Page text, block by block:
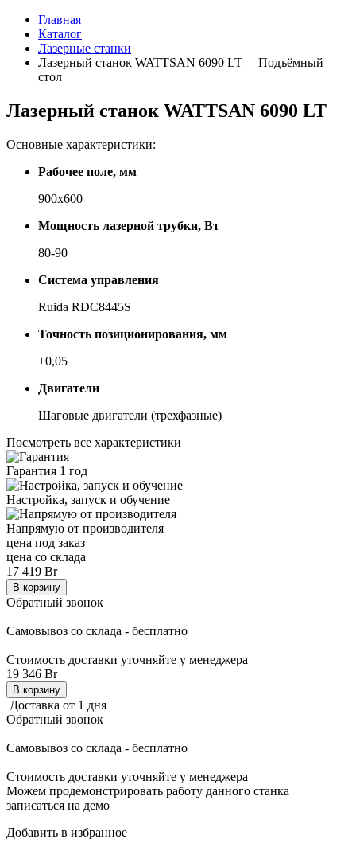
Главная
Каталог
Лазерные станки
Лазерный станок WATTSAN 6090 LT— Подъёмный
стол
Лазерный станок WATTSAN 6090 LT
Основные характеристики:
Рабочее поле, мм
900x600
Мощность лазерной трубки, Вт
80-90
Система управления
Ruida RDC8445S
Точность позиционирования, мм
±0,05
Двигатели
Ша­го­вые дви­га­те­ли (трех­фаз­ные)
Посмотреть все характеристики
Гарантия 1 год
Настройка, запуск и обучение
Напрямую от производителя
цена под заказ
цена со склада
17 419 Br
В корзину
Обратный звонок
Самовывоз со склада - бесплатно
Стоимость доставки уточняйте у менеджера
19 346 Br
В корзину
Доставка от 1 дня
Обратный звонок
Самовывоз со склада - бесплатно
Стоимость доставки уточняйте у менеджера
Можем продемонстрировать работу данного станка
записаться на демо
Добавить в избранное